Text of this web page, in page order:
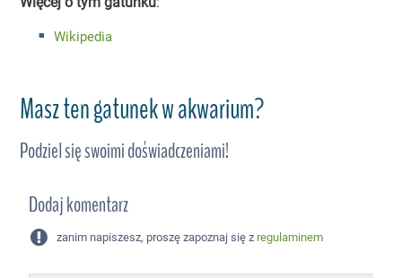
Wikipedia
Masz ten gatunek w akwarium?
Podziel się swoimi doświadczeniami!
Dodaj komentarz
zanim napiszesz, proszę zapoznaj się z regulaminem